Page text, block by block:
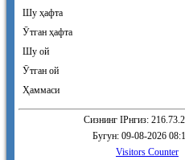
Шу ҳафта
Ӯтган ҳафта
Шу ой
Ӯтган ой
Ҳаммаси
Сизнинг IPнгиз:
Бугун: 09-08-2026
Visitors Counter